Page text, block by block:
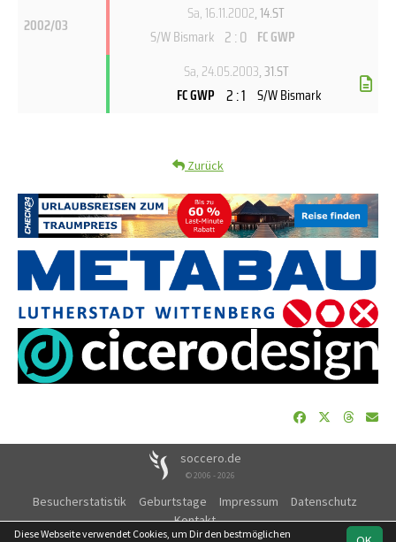
2002/03
Sa, 16.11.2002, 14.ST
S/W Bismark 2 : 0 FC GWP
Sa, 24.05.2003, 31.ST
FC GWP 2 : 1 S/W Bismark
Zurück
soccero.de
© 2006 - 2026
Besucherstatistik Geburtstage Impressum
Datenschutz
Kontakt
Diese Webseite verwendet Cookies, um Dir den bestmöglichen